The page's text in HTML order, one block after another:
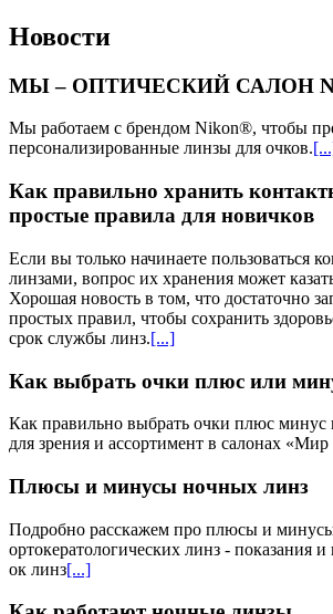
Новости
МЫ – ОПТИЧЕСКИЙ САЛОН
Мы работаем с брендом Nikon®, чтобы
персонализированные линзы для очков​.
Как правильно хранить
простые правила для новичков
Если вы только начинаете пользоваться
линзами, вопрос их хранения может
Хорошая новость в том, что достаточно
простых правил, чтобы сохранить
срок службы линз.[...]
Как выбрать очки плюс или
Как правильно выбрать очки плюс минус
для зрения и ассортимент в салонах
Плюсы и минусы ночных линз
Подробно расскажем про плюсы и
ортокератологических линз - показания
ок линз[...]